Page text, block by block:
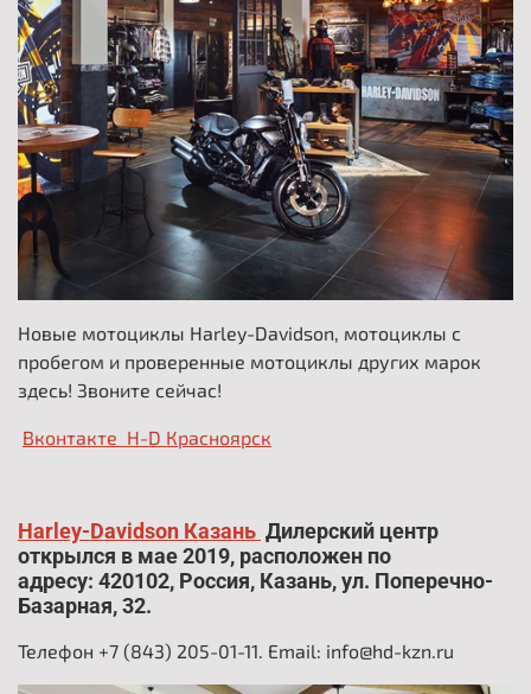
Новые мотоциклы Harley-Davidson, мотоциклы с
пробегом и проверенные мотоциклы других марок
здесь! Звоните сейчас!
Вконтакте H-D Красноярск
Harley-Davidson Казань Дилерский центр
открылся в мае 2019, расположен по
адресу: 420102, Россия, Казань, ул. Поперечно-
Базарная, 32.
Телефон +7 (843) 205-01-11. Email: info@hd-kzn.ru